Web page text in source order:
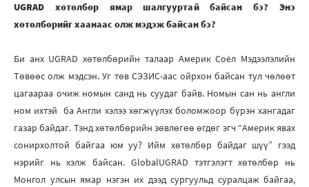
UGRAD хөтөлбөр ямар шалгууртай байсан бэ? Энэ
хөтөлбөрийг хаанаас олж мэдэж байсан бэ?
Би анх UGRAD хөтөлбөрийн талаар Америк Соёл Мэдээлэлийн
Төвөөс олж мэдсэн. Уг төв СЭЗИС-аас ойрхон байсан тул чөлөөт
цагаараа очиж номын санд нь суудаг байв. Номын сан нь англи
ном ихтэй ба Англи хэлээ хөгжүүлэх боломжоор бүрэн хангадаг
газар байдаг. Тэнд хөтөлбөрийн зөвлөгөө өгдөг эгч “Америк явах
сонирхолтой байгаа юм уу? Ийм хөтөлбөр байдаг шүү” гээд
нэрийг нь хэлж байсан. GlobalUGRAD тэтгэлэгт хөтөлбөр нь
Монгол улсын ямар нэгэн их дээд сургуульд суралцаж байгаа,